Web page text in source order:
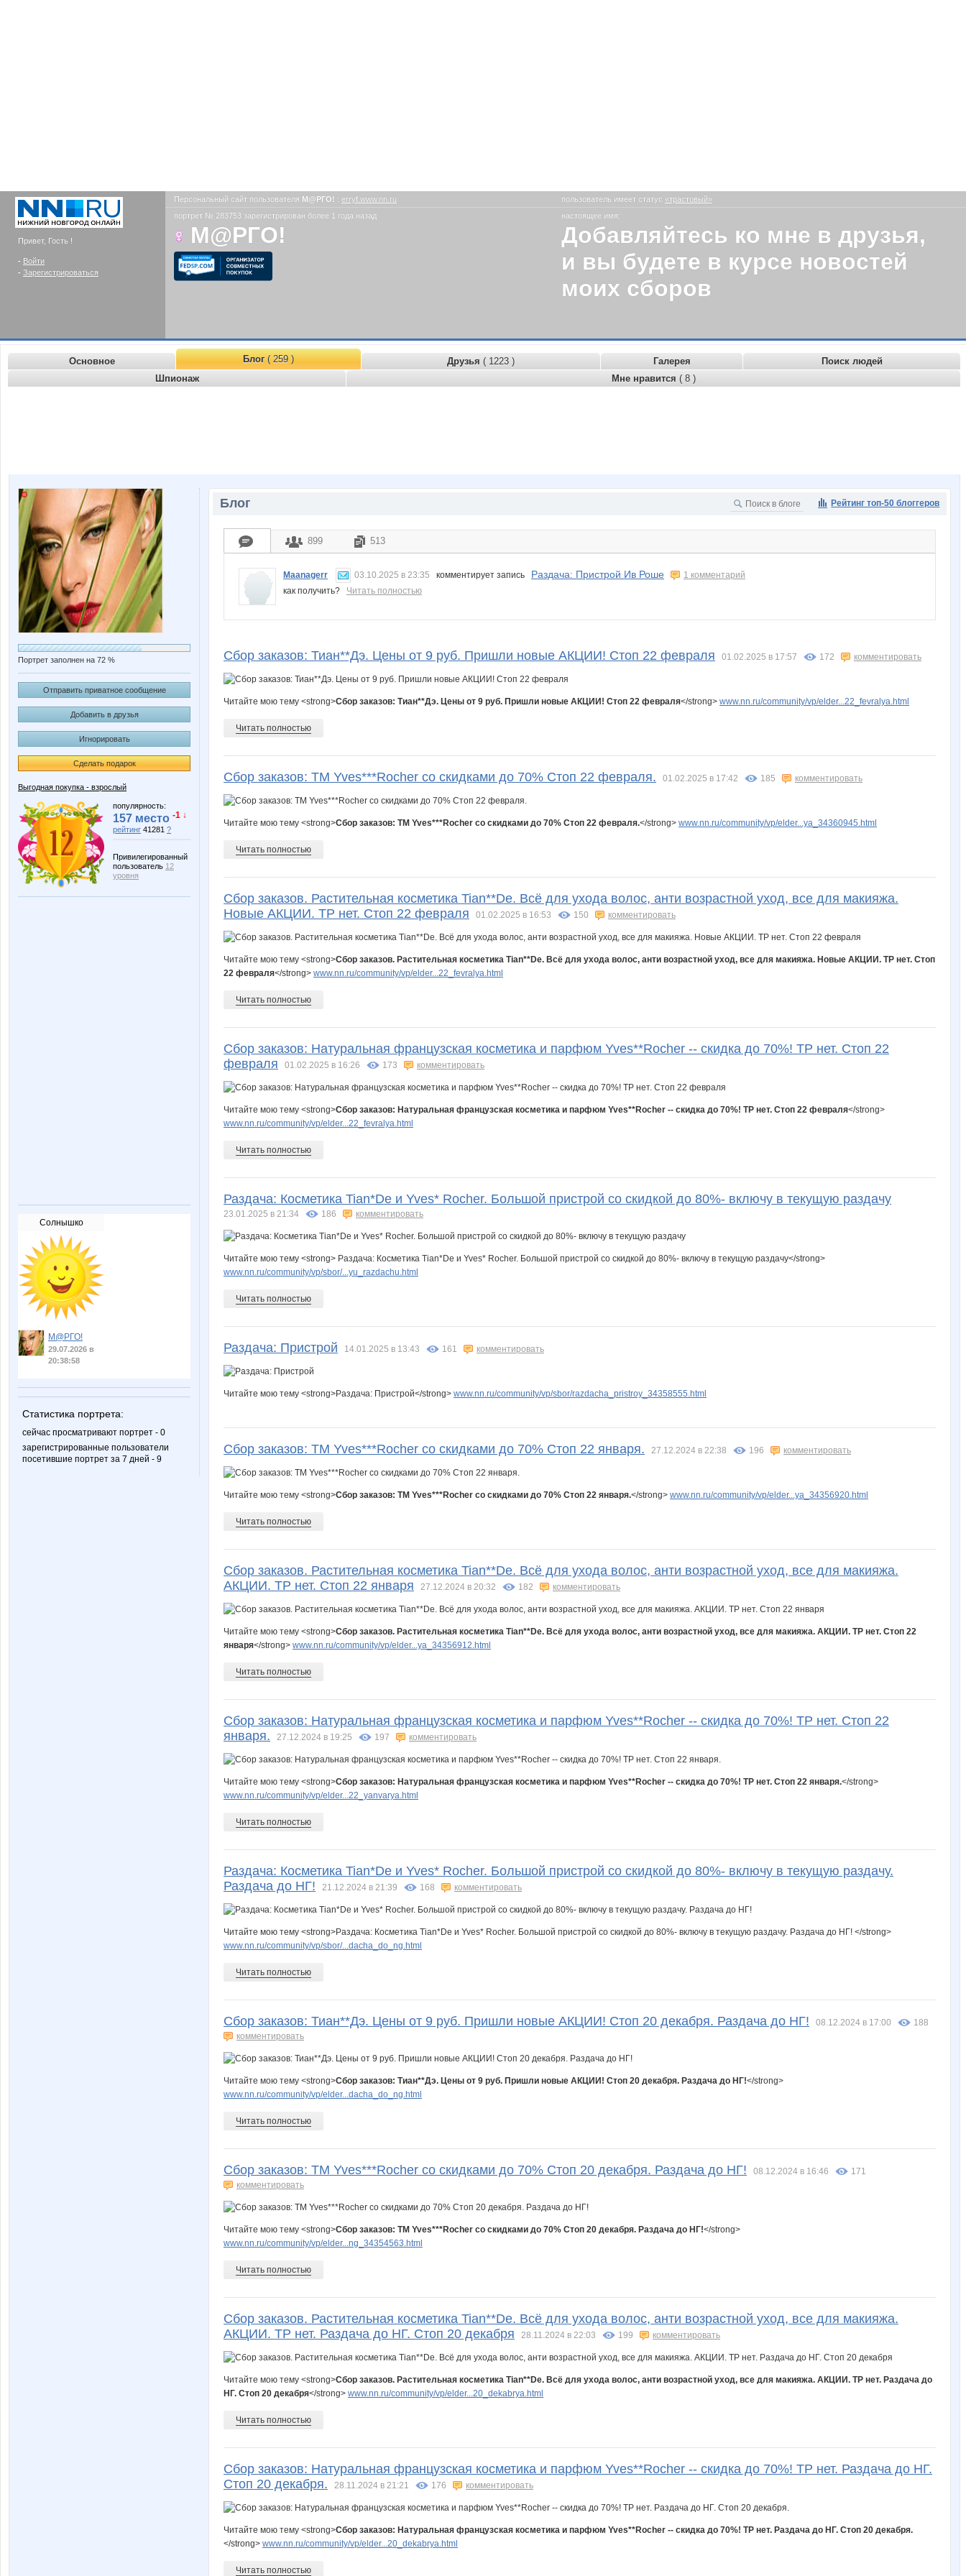
Привет, Гость !
- Войти
- Зарегистрироваться
Персональный сайт пользователя М@РГО! : erryf.www.nn.ru пользователь имеет статус «трастовый»
портрет № 283753 зарегистрирован более 1 года назад
М@РГО!
настоящее имя:
Добавляйтесь ко мне в друзья,
и вы будете в курсе новостей
моих сборов
Основное Блог( 259 ) Друзья ( 1223 ) Галерея
Поиск людей
Шпионаж
Мне нравится ( 8 )
Портрет заполнен на 72 %
Отправить приватное сообщение
Добавить в друзья
Игнорировать
Сделать подарок
Выгодная покупка - взрослый
популярность:
157 место -1 ↓
рейтинг 41281 ?
Привилегированный
пользователь 12
уровня
Солнышко
М@РГО!
29.07.2026 в
20:38:58
Статистика портрета:
сейчас просматривают портрет - 0
зарегистрированные пользователи
посетившие портрет за 7 дней - 9
Рейтинг топ-50 блоггеров
Блог
899 513
Maanagerr 03.10.2025 в 23:35 комментирует запись Раздача: Пристрой Ив Роше
1 комментарий
как получить? Читать полностью
Сбор заказов: Тиан**Дэ. Цены от 9 руб. Пришли новые АКЦИИ! Стоп 22 февраля 01.02.2025 в 17:57 172 комментировать
Читайте мою тему <strong>Сбор заказов: Тиан**Дэ. Цены от 9 руб. Пришли новые АКЦИИ! Стоп 22 февраля</strong> www.nn.ru/community/vp/elder...22_fevralya.html
Читать полностью
Сбор заказов: ТМ Yves***Rocher со скидками до 70% Стоп 22 февраля. 01.02.2025 в 17:42 185 комментировать
Читайте мою тему <strong>Сбор заказов: ТМ Yves***Rocher со скидками до 70% Стоп 22 февраля.</strong> www.nn.ru/community/vp/elder...ya_34360945.html
Читать полностью
Сбор заказов. Растительная косметика Tian**De. Всё для ухода волос, анти возрастной уход, все для макияжа.
Новые АКЦИИ. ТР нет. Стоп 22 февраля
01.02.2025 в 16:53 150 комментировать
Читайте мою тему <strong>Сбор заказов. Растительная косметика Tian**De. Всё для ухода волос, анти возрастной уход, все для макияжа. Новые АКЦИИ. ТР нет. Стоп
22 февраля</strong> www.nn.ru/community/vp/elder...22_fevralya.html
Читать полностью
Сбор заказов: Натуральная французская косметика и парфюм Yves**Rocher -- скидка до 70%! ТР нет. Стоп 22
февраля
01.02.2025 в 16:26 173 комментировать
Читайте мою тему <strong>Сбор заказов: Натуральная французская косметика и парфюм Yves**Rocher -- скидка до 70%! ТР нет. Стоп 22 февраля</strong>
www.nn.ru/community/vp/elder...22_fevralya.html
Читать полностью
Раздача: Косметика Tian*De и Yves* Rocher. Большой пристрой со скидкой до 80%- включу в текущую раздачу
23.01.2025 в 21:34 186 комментировать
Читайте мою тему <strong> Раздача: Косметика Tian*De и Yves* Rocher. Большой пристрой со скидкой до 80%- включу в текущую раздачу</strong>
www.nn.ru/community/vp/sbor/...yu_razdachu.html
Читать полностью
Раздача: Пристрой 14.01.2025 в 13:43 161 комментировать
Читайте мою тему <strong>Раздача: Пристрой</strong> www.nn.ru/community/vp/sbor/razdacha_pristroy_34358555.html
Сбор заказов: ТМ Yves***Rocher со скидками до 70% Стоп 22 января. 27.12.2024 в 22:38 196 комментировать
Читайте мою тему <strong>Сбор заказов: ТМ Yves***Rocher со скидками до 70% Стоп 22 января.</strong> www.nn.ru/community/vp/elder...ya_34356920.html
Читать полностью
Сбор заказов. Растительная косметика Tian**De. Всё для ухода волос, анти возрастной уход, все для макияжа.
АКЦИИ. ТР нет. Стоп 22 января
27.12.2024 в 20:32 182 комментировать
Читайте мою тему <strong>Сбор заказов. Растительная косметика Tian**De. Всё для ухода волос, анти возрастной уход, все для макияжа. АКЦИИ. ТР нет. Стоп 22
января</strong> www.nn.ru/community/vp/elder...ya_34356912.html
Читать полностью
Сбор заказов: Натуральная французская косметика и парфюм Yves**Rocher -- скидка до 70%! ТР нет. Стоп 22
января.
27.12.2024 в 19:25 197 комментировать
Читайте мою тему <strong>Сбор заказов: Натуральная французская косметика и парфюм Yves**Rocher -- скидка до 70%! ТР нет. Стоп 22 января.</strong>
www.nn.ru/community/vp/elder...22_yanvarya.html
Читать полностью
Раздача: Косметика Tian*De и Yves* Rocher. Большой пристрой со скидкой до 80%- включу в текущую раздачу.
Раздача до НГ!
21.12.2024 в 21:39 168 комментировать
Читайте мою тему <strong>Раздача: Косметика Tian*De и Yves* Rocher. Большой пристрой со скидкой до 80%- включу в текущую раздачу. Раздача до НГ! </strong>
www.nn.ru/community/vp/sbor/...dacha_do_ng.html
Читать полностью
Сбор заказов: Тиан**Дэ. Цены от 9 руб. Пришли новые АКЦИИ! Стоп 20 декабря. Раздача до НГ! 08.12.2024 в 17:00
188
комментировать
Читайте мою тему <strong>Сбор заказов: Тиан**Дэ. Цены от 9 руб. Пришли новые АКЦИИ! Стоп 20 декабря. Раздача до НГ!</strong>
www.nn.ru/community/vp/elder...dacha_do_ng.html
Читать полностью
Сбор заказов: ТМ Yves***Rocher со скидками до 70% Стоп 20 декабря. Раздача до НГ! 08.12.2024 в 16:46
171
комментировать
Читайте мою тему <strong>Сбор заказов: ТМ Yves***Rocher со скидками до 70% Стоп 20 декабря. Раздача до НГ!</strong>
www.nn.ru/community/vp/elder...ng_34354563.html
Читать полностью
Сбор заказов. Растительная косметика Tian**De. Всё для ухода волос, анти возрастной уход, все для макияжа.
АКЦИИ. ТР нет. Раздача до НГ. Стоп 20 декабря
28.11.2024 в 22:03 199 комментировать
Читайте мою тему <strong>Сбор заказов. Растительная косметика Tian**De. Всё для ухода волос, анти возрастной уход, все для макияжа. АКЦИИ. ТР нет. Раздача до
НГ. Стоп 20 декабря</strong> www.nn.ru/community/vp/elder...20_dekabrya.html
Читать полностью
Сбор заказов: Натуральная французская косметика и парфюм Yves**Rocher -- скидка до 70%! ТР нет. Раздача до НГ.
Стоп 20 декабря.
28.11.2024 в 21:21 176 комментировать
Читайте мою тему <strong>Сбор заказов: Натуральная французская косметика и парфюм Yves**Rocher -- скидка до 70%! ТР нет. Раздача до НГ. Стоп 20 декабря.
</strong> www.nn.ru/community/vp/elder...20_dekabrya.html
Читать полностью